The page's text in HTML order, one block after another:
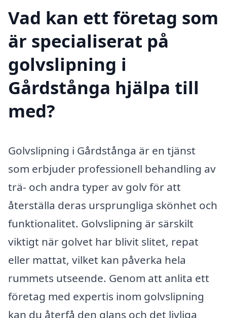
Vad kan ett företag som
är specialiserat på
golvslipning i
Gårdstånga hjälpa till
med?
Golvslipning i Gårdstånga är en tjänst
som erbjuder professionell behandling av
trä- och andra typer av golv för att
återställa deras ursprungliga skönhet och
funktionalitet. Golvslipning är särskilt
viktigt när golvet har blivit slitet, repat
eller mattat, vilket kan påverka hela
rummets utseende. Genom att anlita ett
företag med expertis inom golvslipning
kan du återfå den glans och det livliga